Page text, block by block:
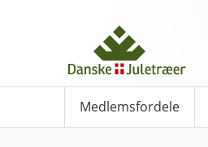
Medlemsfordele